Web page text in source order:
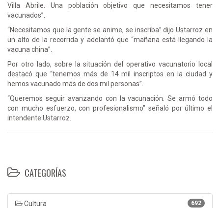
Villa Abrile. Una población objetivo que necesitamos tener
vacunados”.
“Necesitamos que la gente se anime, se inscriba” dijo Ustarroz en
un alto de la recorrida y adelantó que “mañana está llegando la
vacuna china”.
Por otro lado, sobre la situación del operativo vacunatorio local
destacó que “tenemos más de 14 mil inscriptos en la ciudad y
hemos vacunado más de dos mil personas”.
“Queremos seguir avanzando con la vacunación. Se armó todo
con mucho esfuerzo, con profesionalismo” señaló por último el
intendente Ustarroz.
CATEGORÍAS
692
Cultura